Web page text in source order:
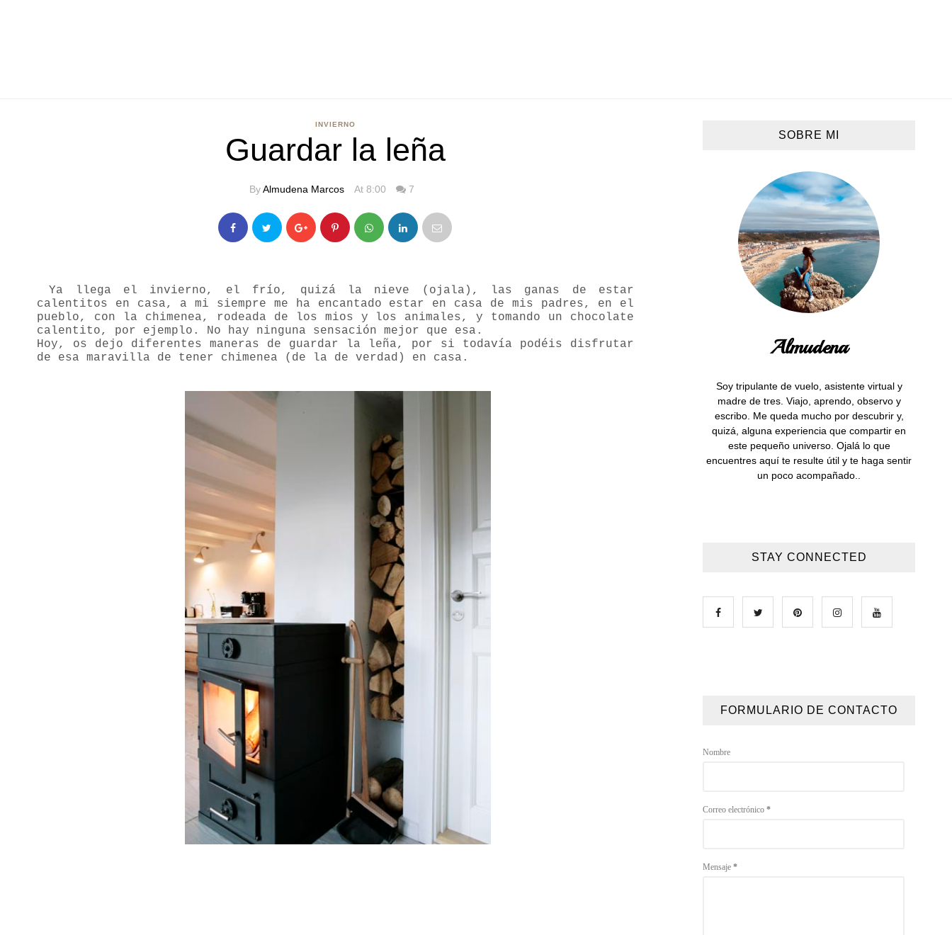
INVIERNO
Guardar la leña
ByAlmudena Marcos At 8:00 7
Ya llega el invierno, el frío, quizá la nieve (ojala), las ganas de estar
calentitos en casa, a mi siempre me ha encantado estar en casa de mis padres, en el
pueblo, con la chimenea, rodeada de los mios y los animales, y tomando un chocolate
calentito, por ejemplo. No hay ninguna sensación mejor que esa.
Hoy, os dejo diferentes maneras de guardar la leña, por si todavía podéis disfrutar
de esa maravilla de tener chimenea (de la de verdad) en casa.
SOBRE MI
Almudena
Soy tripulante de vuelo, asistente virtual y
madre de tres. Viajo, aprendo, observo y
escribo. Me queda mucho por descubrir y,
quizá, alguna experiencia que compartir en
este pequeño universo. Ojalá lo que
encuentres aquí te resulte útil y te haga sentir
un poco acompañado..
STAY CONNECTED
FORMULARIO DE CONTACTO
Nombre
Correo electrónico *
Mensaje *